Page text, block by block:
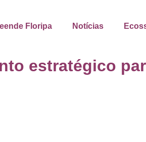
Floripa Notícias
estratégico